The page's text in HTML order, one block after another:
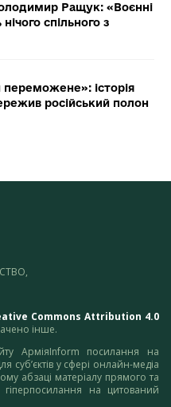
Ращук: «Воєнні
спільного з
історія
російський полон
Commons Attribution 4.0
інше.
АрміяInform посилання на
суб’єктів у сфері онлайн-медіа
абзаці матеріалу прямого та
на цитований